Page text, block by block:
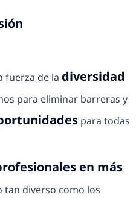
fuerza de la diversidad
para eliminar barreras y
para todas
en más
tan diverso como los